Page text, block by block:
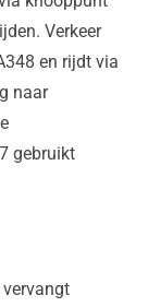
Verkeer
en rijdt via
naar
gebruikt